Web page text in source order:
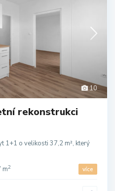
10
rekonstrukci
1+1 o velikosti 37,2 m², který
m2 více